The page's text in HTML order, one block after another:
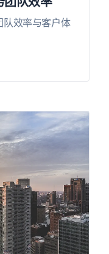
效率与客户体